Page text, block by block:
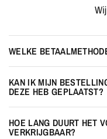
WELKE
KAN IK MIJN
DEZE HEB GEPLAATST?
HOE LANG DUURT HET
VERKRIJGBAAR?